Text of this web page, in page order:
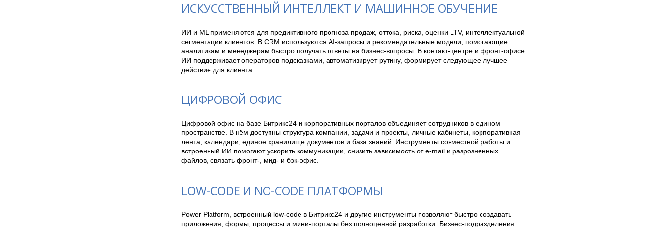
ИСКУССТВЕННЫЙ ИНТЕЛЛЕКТ И МАШИННОЕ ОБУЧЕНИЕ
ИИ и ML применяются для предиктивного прогноза продаж, оттока, риска, оценки LTV, интеллектуальной
сегментации клиентов. В CRM используются AI-запросы и рекомендательные модели, помогающие
аналитикам и менеджерам быстро получать ответы на бизнес-вопросы. В контакт-центре и фронт-офисе
ИИ поддерживает операторов подсказками, автоматизирует рутину, формирует следующее лучшее
действие для клиента.
ЦИФРОВОЙ ОФИС
Цифровой офис на базе Битрикс24 и корпоративных порталов объединяет сотрудников в едином
пространстве. В нём доступны структура компании, задачи и проекты, личные кабинеты, корпоративная
лента, календари, единое хранилище документов и база знаний. Инструменты совместной работы и
встроенный ИИ помогают ускорить коммуникации, снизить зависимость от e-mail и разрозненных
файлов, связать фронт-, мид- и бэк-офис.
LOW-CODE И NO-CODE ПЛАТФОРМЫ
Power Platform, встроенный low-code в Битрикс24 и другие инструменты позволяют быстро создавать
приложения, формы, процессы и мини-порталы без полноценной разработки. Бизнес-подразделения